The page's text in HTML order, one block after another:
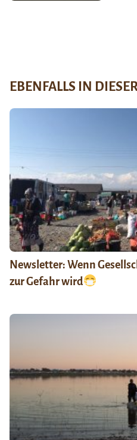
EBENFALLS IN
Newsletter: Wenn
zur Gefahr wird